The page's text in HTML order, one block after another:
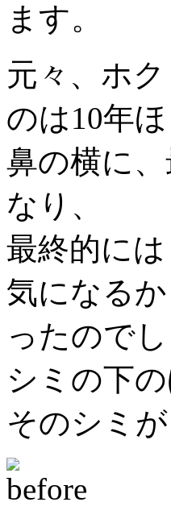
ます。
元々、ホ
のは10年ほ
鼻の横に
なり、
最終的に
気になる
ったので
シミの下
そのシミが